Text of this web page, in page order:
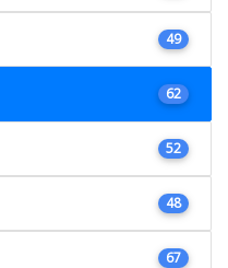
49
62
52
48
67